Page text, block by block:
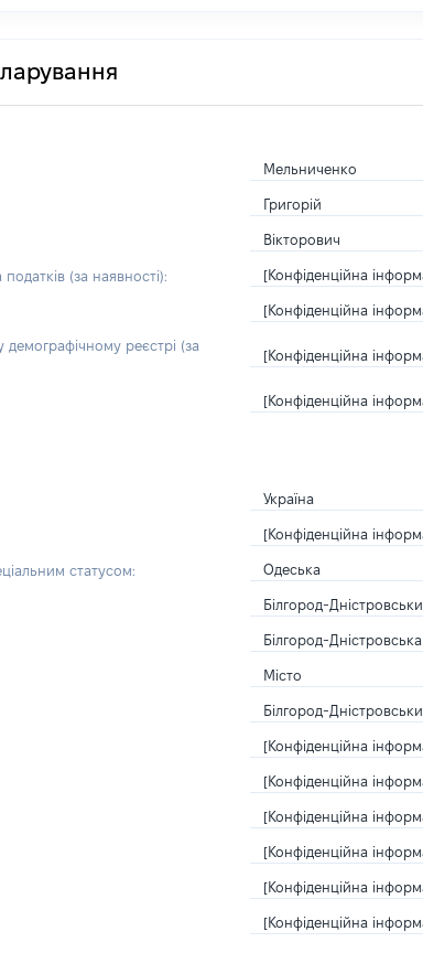
Мельниченко
Григорій
Вікторович
(за наявності): [Конфіденційна
[Конфіденційна
реєстрі (за
[Конфіденційна
[Конфіденційна
Україна
[Конфіденційна
статусом: Одеська
Білгород-
Білгород-Дністровська
Місто
Білгород-
[Конфіденційна
[Конфіденційна
[Конфіденційна
[Конфіденційна
[Конфіденційна
[Конфіденційна